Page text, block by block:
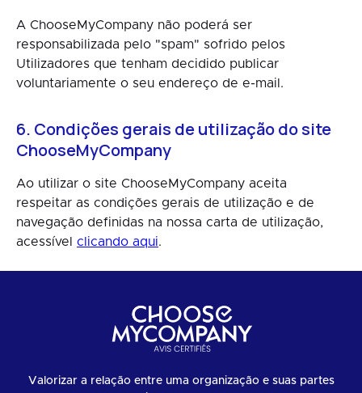
A ChooseMyCompany não poderá ser
responsabilizada pelo "spam" sofrido pelos
Utilizadores que tenham decidido publicar
voluntariamente o seu endereço de e-mail.
6. Condições gerais de utilização do site
ChooseMyCompany
Ao utilizar o site ChooseMyCompany aceita
respeitar as condições gerais de utilização e de
navegação definidas na nossa carta de utilização,
acessível clicando aqui.
Valorizar a relação entre uma organização e suas partes